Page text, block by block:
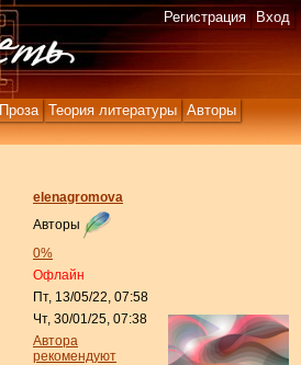
Проза Теория литературы
Авторы
Регистрация Вход
elenagromova
Авторы
0%
Офлайн
Пт, 13/05/22, 07:58
Чт, 30/01/25, 07:38
Автора
рекомендуют